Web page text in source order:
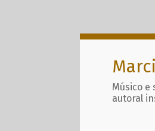
Músico
autoral